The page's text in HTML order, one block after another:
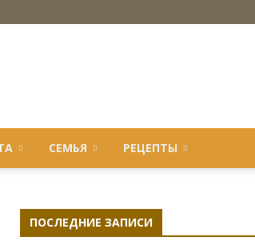
СЕМЬЯ РЕЦЕПТЫ
ПОСЛЕДНИЕ ЗАПИСИ